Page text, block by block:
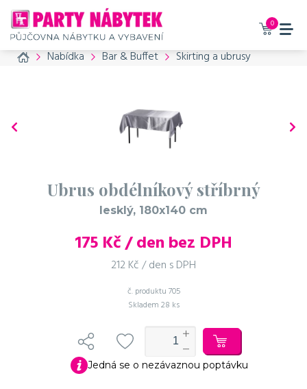
0
Home Nabídka Bar & Buffet Skirting a ubrusy
Ubrus obdélníkový stříbrný
lesklý, 180x140 cm
175 Kč / den bez DPH
212 Kč / den s DPH
č. produktu 705
Skladem 28 ks
Jedná se o nezávaznou poptávku
Vaše zboží bylo přidáno do
košíku
Ubrus obdélníkový stříbrný - lesklý,
212 Kč / den s DPH
doporučujeme také
objednat
č. produktu: 760
Skirting (sukně) stříbrný
lesklý, 410 cm
485 Kč / den bez DPH
587 Kč / den s DPH